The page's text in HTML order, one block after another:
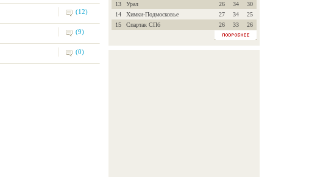
(12)
(9)
(0)
13
Урал 26 34
30
14
Химки-Подмосковье 27 34
25
15
Спартак СПб 26 33 26